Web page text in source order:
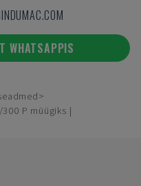
WHATSAPPIS
P müügiks |